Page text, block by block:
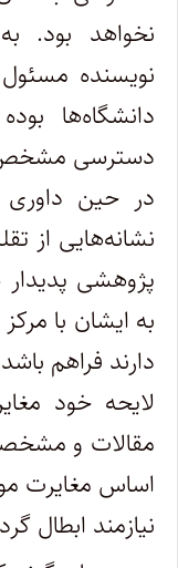
نخواهد
نویسنده
دانشگاه‌ها
دسترسی مشخص و
در حین
نشانه‌هایی از
پژوهشی
به ایشان با
دارند فراهم
لایحه خود
مقالات و
اساس مغایرت
نیازمند ابطال